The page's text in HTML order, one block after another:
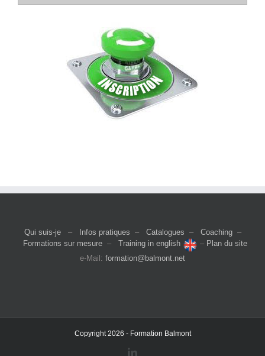
Qui suis-je– Infos pratiques – Catalogues – Coaching–
Formations sur mesure– Training in english – Plan du site
e-Mail: formation@balmont.net
Copyright 2026 - Formation Balmont
LinkedIn